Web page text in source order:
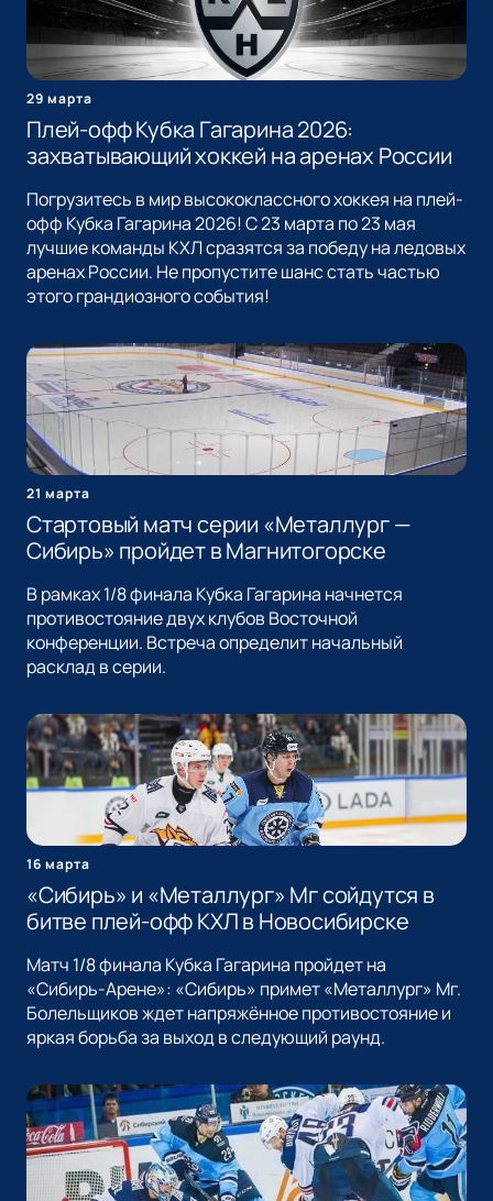
29 марта
Плей-офф Кубка Гагарина 2026:
захватывающий хоккей на аренах России
Погрузитесь в мир высококлассного хоккея на плей-
офф Кубка Гагарина 2026! С 23 марта по 23 мая
лучшие команды КХЛ сразятся за победу на ледовых
аренах России. Не пропустите шанс стать частью
этого грандиозного события!
21 марта
Стартовый матч серии «Металлург —
Сибирь» пройдет в Магнитогорске
В рамках 1/8 финала Кубка Гагарина начнется
противостояние двух клубов Восточной
конференции. Встреча определит начальный
расклад в серии.
16 марта
«Сибирь» и «Металлург» Мг сойдутся в
битве плей-офф КХЛ в Новосибирске
Матч 1/8 финала Кубка Гагарина пройдет на
«Сибирь-Арене»: «Сибирь» примет «Металлург» Мг.
Болельщиков ждет напряжённое противостояние и
яркая борьба за выход в следующий раунд.